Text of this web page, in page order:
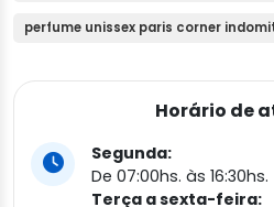
perfume unissex paris corner
Horário de
Segunda:
De 07:00hs. às 16:30hs.
Terça a sexta-feira: